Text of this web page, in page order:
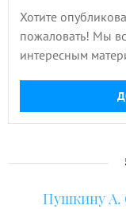
Хотите
пожаловать! Мы
интересным
Пушкину А.